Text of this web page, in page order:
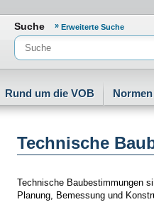
Suche Erweiterte Suche
Rund um die VOB
Technische
Technische Baubestimmungen
Planung, Bemessung und